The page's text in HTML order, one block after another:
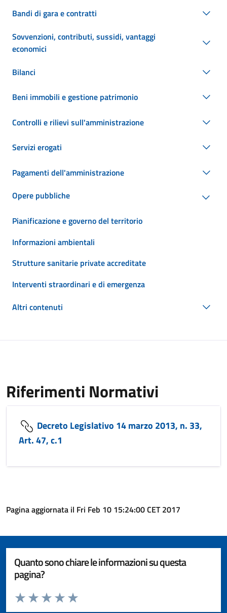
Bandi di gara e contratti
Sovvenzioni, contributi, sussidi, vantaggi
economici
Bilanci
Beni immobili e gestione patrimonio
Controlli e rilievi sull'amministrazione
Servizi erogati
Pagamenti dell'amministrazione
Opere pubbliche
Pianificazione e governo del territorio
Informazioni ambientali
Strutture sanitarie private accreditate
Interventi straordinari e di emergenza
Altri contenuti
Riferimenti Normativi
Decreto Legislativo 14 marzo 2013, n. 33,
Art. 47, c.1
Pagina aggiornata il Fri Feb 10 15:24:00 CET 2017
Quanto sono chiare le informazioni su questa
pagina?
Valuta da 1 a 5 stelle la pagina
Valuta 5 stelle su 5
Valuta 4 stelle su 5
Valuta 3 stelle su 5
Valuta 2 stelle su 5
Valuta 1 stelle su 5